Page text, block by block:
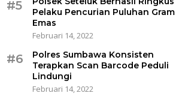
#5
Pelaku Pencurian Puluhan Gram
Emas
Februari 14, 2022
#6
Polres Sumbawa Konsisten
Terapkan Scan Barcode Peduli
Lindungi
Februari 14, 2022